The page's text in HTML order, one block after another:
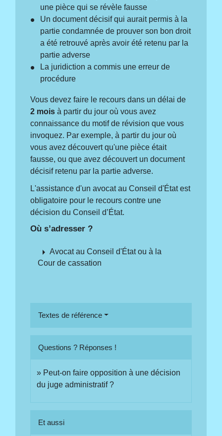
une pièce qui se révèle fausse
Un document décisif qui aurait permis à la
partie condamnée de prouver son bon droit
a été retrouvé après avoir été retenu par la
partie adverse
La juridiction a commis une erreur de
procédure
Vous devez faire le recours dans un délai de
2 mois à partir du jour où vous avez
connaissance du motif de révision que vous
invoquez. Par exemple, à partir du jour où
vous avez découvert qu'une pièce était
fausse, ou que avez découvert un document
décisif retenu par la partie adverse.
L'assistance d'un avocat au Conseil d'État est
obligatoire pour le recours contre une
décision du Conseil d’État.
Où s’adresser ?
arrow_rightAvocat au Conseil d'État ou à la
Cour de cassation
Textes de référence
Questions ? Réponses !
Peut-on faire opposition à une décision
du juge administratif ?
Et aussi